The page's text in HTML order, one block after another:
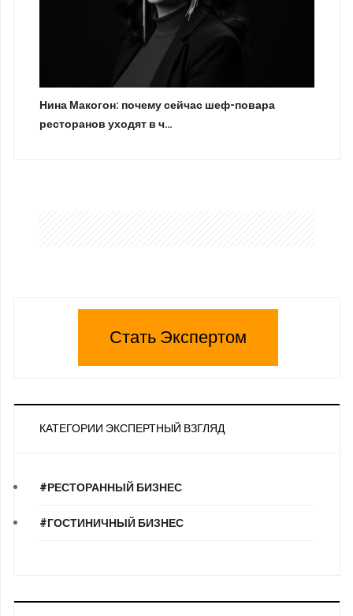
Нина Макогон: почему сейчас шеф-повара
ресторанов уходят в ч…
Стать Экспертом
КАТЕГОРИИ ЭКСПЕРТНЫЙ ВЗГЛЯД
#РЕСТОРАННЫЙ БИЗНЕС
#ГОСТИНИЧНЫЙ БИЗНЕС